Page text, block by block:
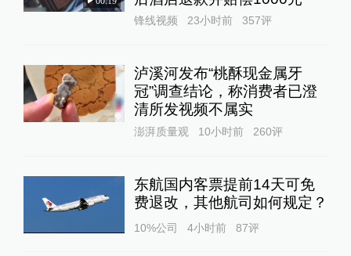
锋线视频 23小时前 357评
泸溪河发布“桃酥现金属牙
冠”调查结论，称消费者已澄
清所发视频不属实
澎湃质量观 10小时前 260评
东航国内客票提前14天可免
费退改，其他航司如何规定？
10%公司 4小时前 87评